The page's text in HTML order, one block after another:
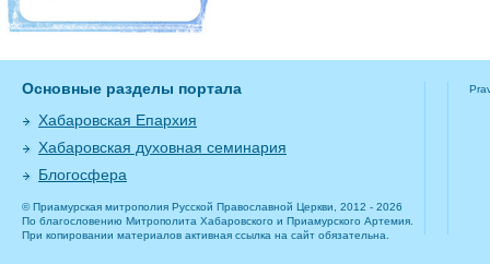
Основные разделы портала
Хабаровская Епархия
Хабаровская духовная семинария
Блогосфера
© Приамурская митрополия Русской Православной Церкви, 2012 - 2026
По благословению Митрополита Хабаровского и Приамурского Артемия.
При копировании материалов активная ссылка на сайт обязательна.